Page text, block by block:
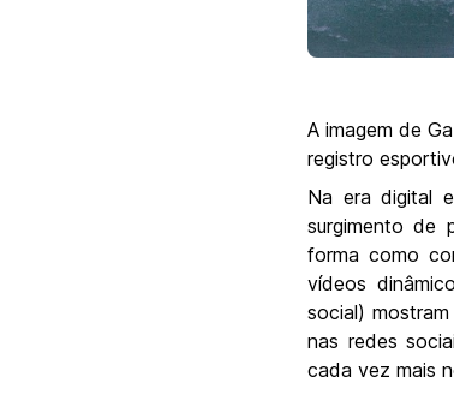
A imagem de
registro
Na era digital
surgimento de
forma como
vídeos
social)
nas redes
cada vez mais